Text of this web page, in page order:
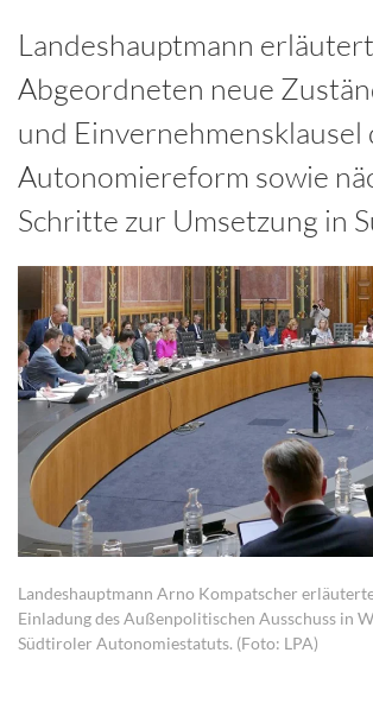
Landeshauptmann erläutert
Abgeordneten neue
und Einvernehmensklausel
Autonomiereform sowie
Schritte zur Umsetzung in
Landeshauptmann Arno Kompatscher
Einladung des Außenpolitischen Ausschuss in
Südtiroler Autonomiestatuts. (Foto: LPA)